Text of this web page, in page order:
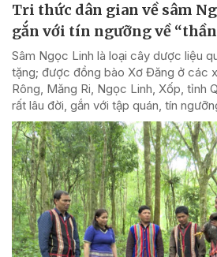
Tri thức dân gian về sâm
gắn với tín ngưỡng về
Sâm Ngọc Linh là loại cây dược liệu
tặng; được đồng bào Xơ Đăng ở các
Rông, Măng Ri, Ngọc Linh, Xốp, tỉnh
rất lâu đời, gắn với tập quán, tín